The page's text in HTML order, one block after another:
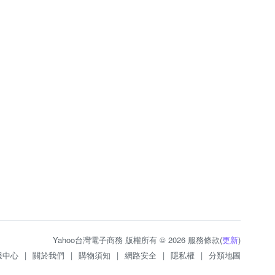
Yahoo台灣電子商務 版權所有 © 2026 服務條款(更新)
中心 | 關於我們 | 購物須知 | 網路安全 | 隱私權 | 分類地圖